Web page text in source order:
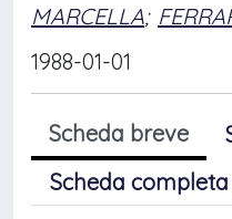
MARCELLA;
1988-01-01
Scheda breve
Scheda completa